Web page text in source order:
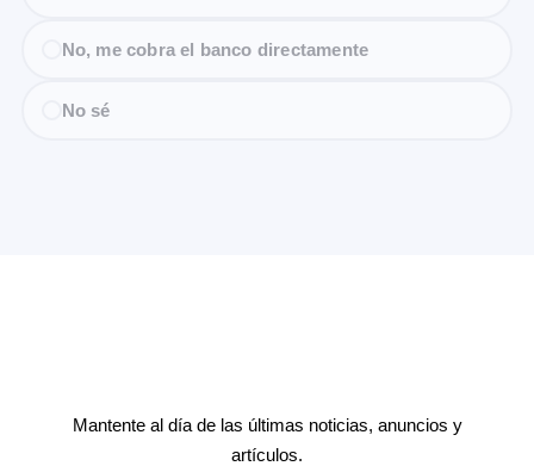
No, me cobra el banco directamente
No sé
Mantente al día de las últimas noticias, anuncios y
artículos.